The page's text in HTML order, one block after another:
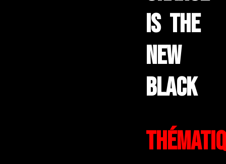
Is the
new
black